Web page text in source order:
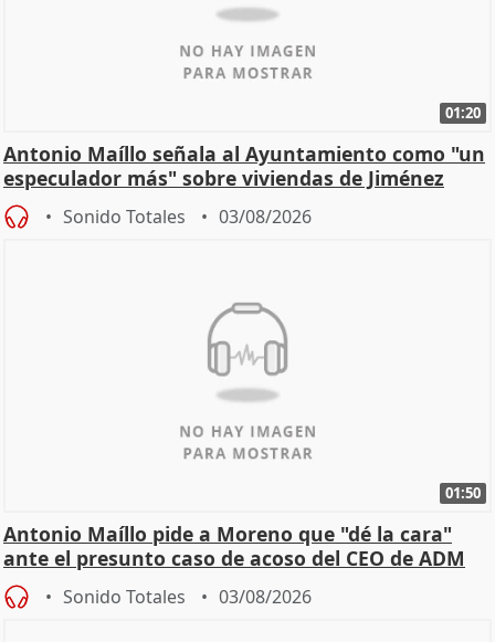
01:20
Antonio Maíllo señala al Ayuntamiento como "un
especulador más" sobre viviendas de Jiménez
Becerril
Sonido Totales 03/08/2026
01:50
Antonio Maíllo pide a Moreno que "dé la cara"
ante el presunto caso de acoso del CEO de ADM
Sonido Totales 03/08/2026